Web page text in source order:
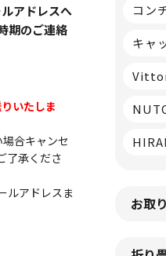
アドレスへ
期のご連絡
いたしま
合キャンセ
了承くださ
ルアドレスま
コン
キャ
お取